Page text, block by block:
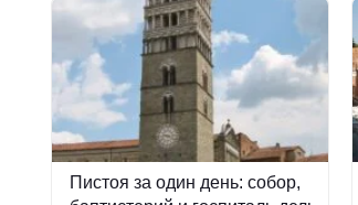
Пистоя за один день: собор,